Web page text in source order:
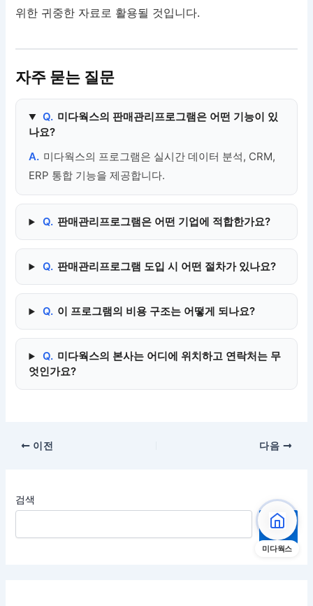
위한 귀중한 자료로 활용될 것입니다.
자주 묻는 질문
Q. 미다웍스의 판매관리프로그램은 어떤 기능이 있
나요?
A. 미다웍스의 프로그램은 실시간 데이터 분석, CRM,
ERP 통합 기능을 제공합니다.
Q. 판매관리프로그램은 어떤 기업에 적합한가요?
Q. 판매관리프로그램 도입 시 어떤 절차가 있나요?
Q. 이 프로그램의 비용 구조는 어떻게 되나요?
Q. 미다웍스의 본사는 어디에 위치하고 연락처는 무
엇인가요?
미다웍스
이전 다음
검색
검
색